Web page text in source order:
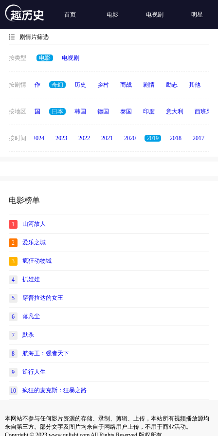
首页 电影 电视剧 明星
剧情片筛选
按类型 电影 电视剧
按剧情
犯罪 动作 奇幻 历史 乡村 商战 剧情 励志 其他
按地区
法国 英国 日本 韩国 德国 泰国 印度 意大利 西班牙
按时间
2025 2024 2023 2022 2021 2020 2019 2018 2017
电影榜单
1 山河故人
2 爱乐之城
3 疯狂动物城
4 抓娃娃
5 穿普拉达的女王
6 落凡尘
7 默杀
8 航海王：强者天下
9 逆行人生
10 疯狂的麦克斯：狂暴之路
本网站不参与任何影片资源的存储、录制、剪辑、上传，本站所有视频播放源均
来自第三方。部分文字及图片均来自于网络用户上传，不用于商业活动。